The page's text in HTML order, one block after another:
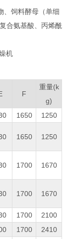
、饲料酵母（单细
合氨基酸、丙烯酰
F
重量(k
g)
1650
1250
1650 1250
1700 1670
1700 1670
1700
2100
1700
2410